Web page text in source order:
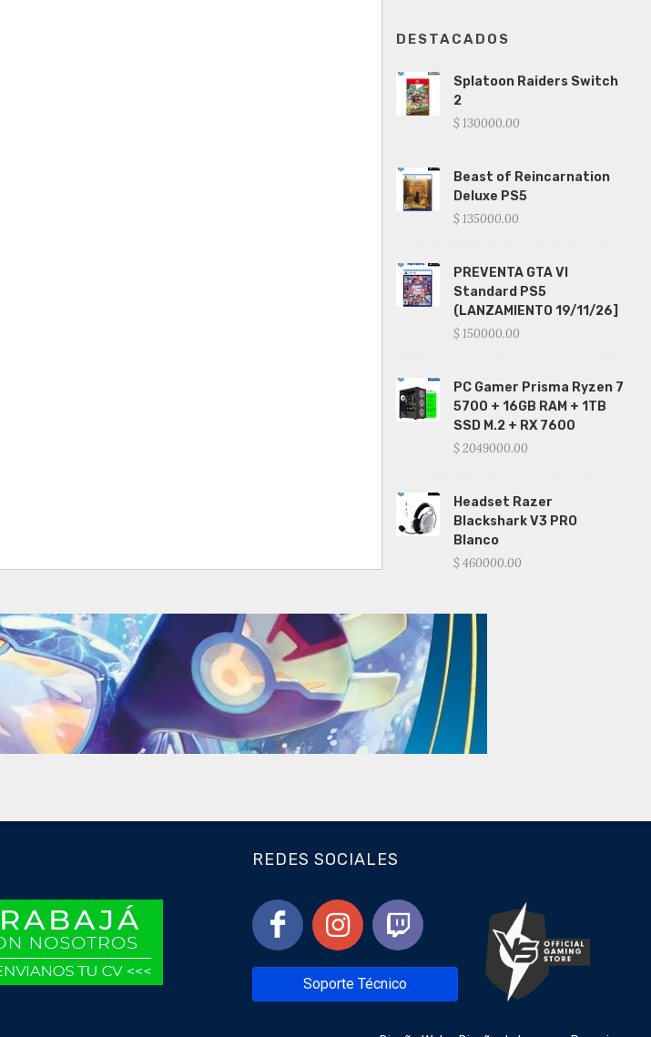
DESTACADOS
Splatoon Raiders Switch
2
$ 130000.00
Beast of Reincarnation
Deluxe PS5
$ 135000.00
PREVENTA GTA VI
Standard PS5
(LANZAMIENTO 19/11/26]
$ 150000.00
PC Gamer Prisma Ryzen 7
5700 + 16GB RAM + 1TB
SSD M.2 + RX 7600
$ 2049000.00
Headset Razer
Blackshark V3 PRO
Blanco
$ 460000.00
REDES SOCIALES
Soporte Técnico